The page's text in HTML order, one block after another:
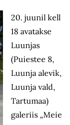
20. juunil kell
18 avatakse
Luunjas
(Puiestee 8,
Luunja alevik,
Luunja vald,
Tartumaa)
galeriis „Meie